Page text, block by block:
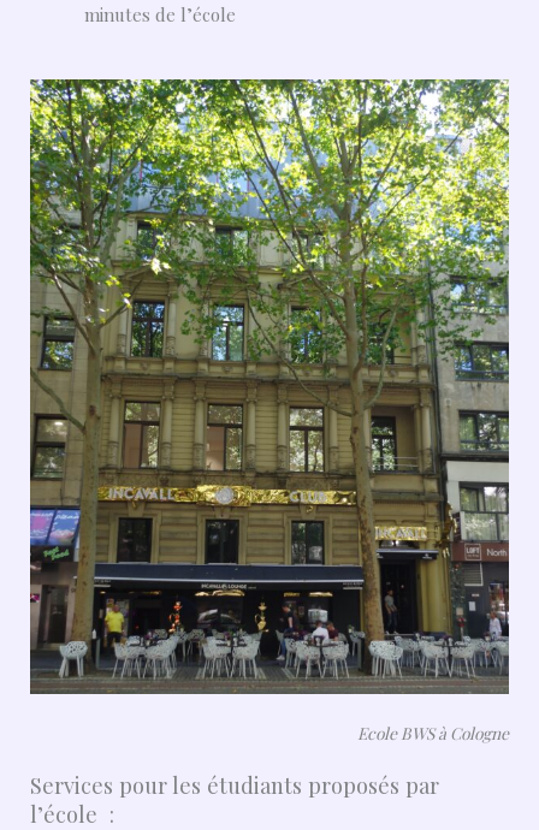
minutes de l’école
Ecole BWS à Cologne
Services pour les étudiants proposés par
l’école :